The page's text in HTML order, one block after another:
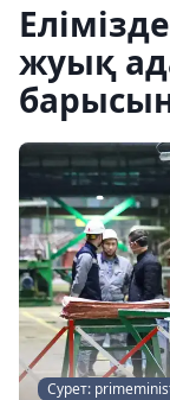
жуық
Сурет: